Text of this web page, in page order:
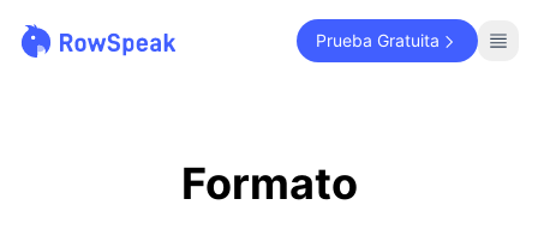
Prueba Gratuita
Formato